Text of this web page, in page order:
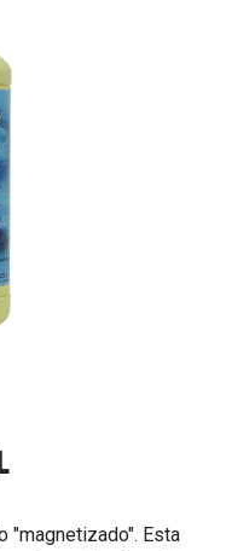
"magnetizado". Esta